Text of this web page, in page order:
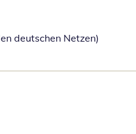
deutschen Netzen)